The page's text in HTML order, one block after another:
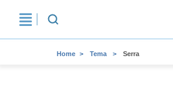
Home Tema Serra